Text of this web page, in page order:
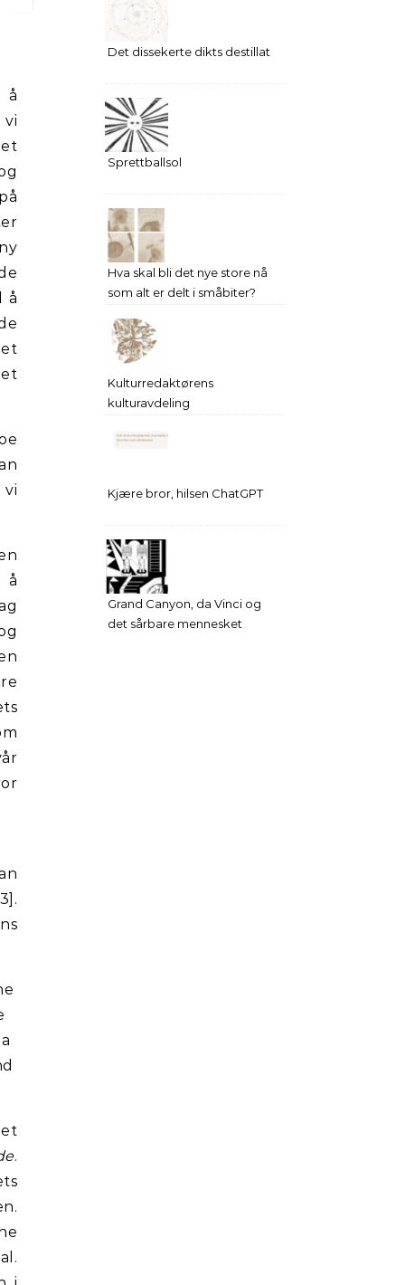
å
vi
å
et
vi
å
.
Det dissekerte dikts destillat
Sprettballsol
Hva skal bli det nye store nå
som alt er delt i småbiter?
Kulturredaktørens
kulturavdeling
Kjære bror, hilsen ChatGPT
Grand Canyon, da Vinci og
det sårbare mennesket